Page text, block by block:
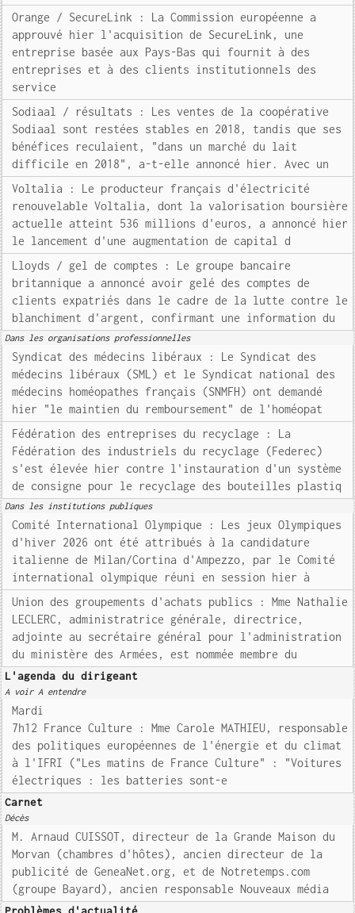
Orange / SecureLink : La Commission européenne a
approuvé hier l'acquisition de SecureLink, une
entreprise basée aux Pays-Bas qui fournit à des
entreprises et à des clients institutionnels des
service
Sodiaal / résultats : Les ventes de la coopérative
Sodiaal sont restées stables en 2018, tandis que ses
bénéfices reculaient, "dans un marché du lait
difficile en 2018", a-t-elle annoncé hier. Avec un
Voltalia : Le producteur français d'électricité
renouvelable Voltalia, dont la valorisation boursière
actuelle atteint 536 millions d'euros, a annoncé hier
le lancement d'une augmentation de capital d
Lloyds / gel de comptes : Le groupe bancaire
britannique a annoncé avoir gelé des comptes de
clients expatriés dans le cadre de la lutte contre le
blanchiment d'argent, confirmant une information du
Dans les organisations professionnelles
Syndicat des médecins libéraux : Le Syndicat des
médecins libéraux (SML) et le Syndicat national des
médecins homéopathes français (SNMFH) ont demandé
hier "le maintien du remboursement" de l'homéopat
Fédération des entreprises du recyclage : La
Fédération des industriels du recyclage (Federec)
s'est élevée hier contre l'instauration d'un système
de consigne pour le recyclage des bouteilles plastiq
Dans les institutions publiques
Comité International Olympique : Les jeux Olympiques
d'hiver 2026 ont été attribués à la candidature
italienne de Milan/Cortina d'Ampezzo, par le Comité
international olympique réuni en session hier à
Union des groupements d'achats publics : Mme Nathalie
LECLERC, administratrice générale, directrice,
adjointe au secrétaire général pour l'administration
du ministère des Armées, est nommée membre du
L'agenda du dirigeant
A voir A entendre
Mardi
7h12 France Culture : Mme Carole MATHIEU, responsable
des politiques européennes de l'énergie et du climat
à l'IFRI ("Les matins de France Culture" : "Voitures
électriques : les batteries sont-e
Carnet
Décès
M. Arnaud CUISSOT, directeur de la Grande Maison du
Morvan (chambres d'hôtes), ancien directeur de la
publicité de GeneaNet.org, et de Notretemps.com
(groupe Bayard), ancien responsable Nouveaux média